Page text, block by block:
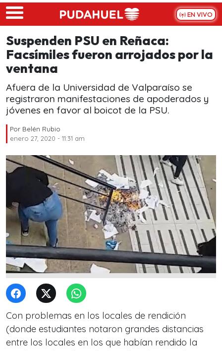
Skip to main content
EN VIVO
Suspenden PSU en Reñaca:
Facsímiles fueron arrojados por la
ventana
Afuera de la Universidad de Valparaíso se
registraron manifestaciones de apoderados y
jóvenes en favor al boicot de la PSU.
Por Belén Rubio
enero 27, 2020 - 11:31 am
Con problemas en los locales de rendición
(donde estudiantes notaron grandes distancias
entre los locales en los que habían rendido la